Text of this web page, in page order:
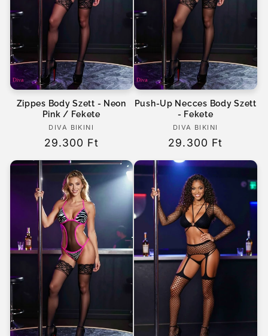
Zippes Body Szett - Neon
Pink / Fekete
Forgalmazó:
DIVA BIKINI
Normál
ár
29.300 Ft
Push-Up Necces Body Szett
- Fekete
Forgalmazó:
DIVA BIKINI
Normál
ár
29.300 Ft